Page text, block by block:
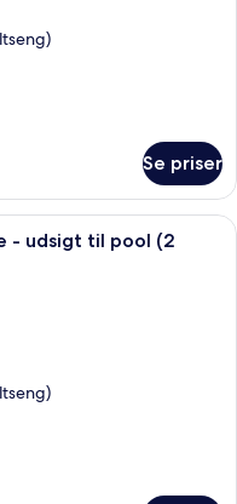
Se priser
med en seng, to lilla
- udsigt til pool (2